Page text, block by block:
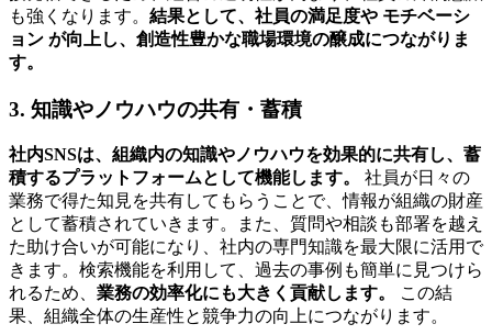
も強くなります。 結果として、社員の満足度や モチベーシ
ョン が向上し、創造性豊かな職場環境の醸成につながりま
す。
3. 知識やノウハウの共有・蓄積
社内SNSは、組織内の知識やノウハウを効果的に共有し、蓄
積するプラットフォームとして機能します。
社員が日々の
業務で得た知見を共有してもらうことで、情報が組織の財産
として蓄積されていきます。また、質問や相談も部署を越え
た助け合いが可能になり、社内の専門知識を最大限に活用で
きます。検索機能を利用して、過去の事例も簡単に見つけら
れるため、 業務の効率化にも大きく貢献します。
この結
果、組織全体の生産性と競争力の向上につながります。